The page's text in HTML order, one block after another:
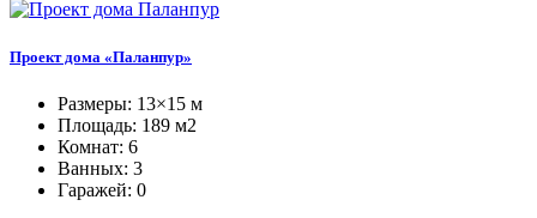
Проект дома «Паланпур»
Размеры: 13×15 м
Площадь: 189 м2
Комнат: 6
Ванных: 3
Гаражей: 0